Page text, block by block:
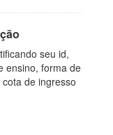
seu id,
ensino, forma de
de ingresso